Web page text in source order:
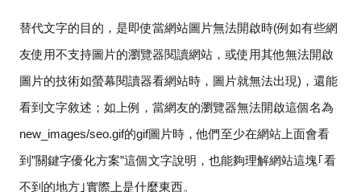
替代文字的目的，是即使當網站圖片無法開啟時(例如有些網
友使用不支持圖片的瀏覽器閱讀網站，或使用其他無法開啟
圖片的技術如螢幕閱讀器看網站時，圖片就無法出現) ，還能
看到文字敘述；如上例，當網友的瀏覽器無法開啟這個名為
new_images/seo.gif的gif圖片時，他們至少在網站上面會看
到 ”關鍵字優化方案”這個文字說明，也能夠理解網站這塊｢看
不到的地方｣實際上是什麼東西。